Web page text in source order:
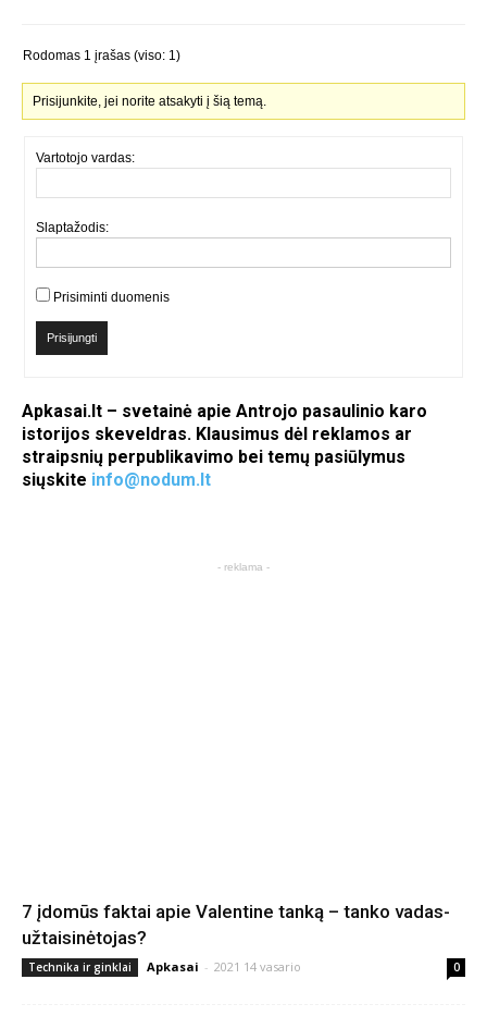
Rodomas 1 įrašas (viso: 1)
Prisijunkite, jei norite atsakyti į šią temą.
Vartotojo vardas:
Slaptažodis:
Prisiminti duomenis
Prisijungti
Apkasai.lt – svetainė apie Antrojo pasaulinio karo
istorijos skeveldras. Klausimus dėl reklamos ar
straipsnių perpublikavimo bei temų pasiūlymus
siųskite info@nodum.lt
- reklama -
7 įdomūs faktai apie Valentine tanką – tanko vadas-
užtaisinėtojas?
Technika ir ginklai Apkasai - 2021 14 vasario 0